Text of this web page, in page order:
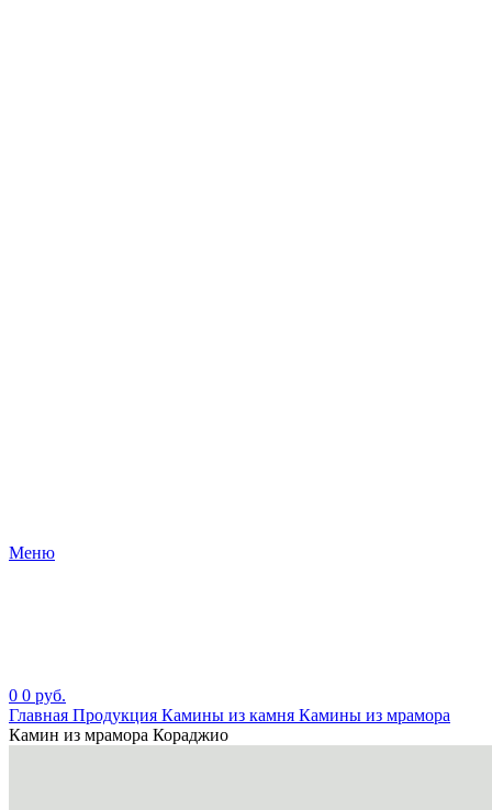
Меню
0 0 руб.
Главная Продукция Камины из камня Камины из мрамора
Камин из мрамора Кораджио